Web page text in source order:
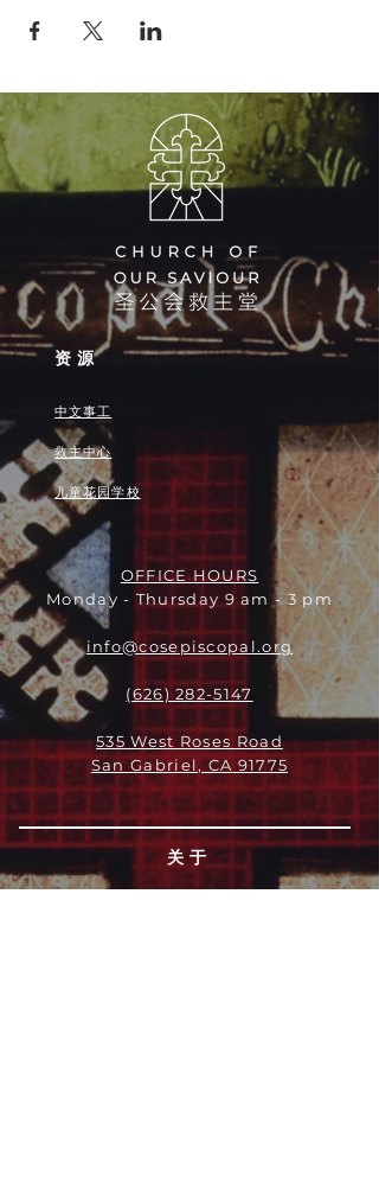
资源
中文事工
救主中心
儿童花园学校
OFFICE HOURS
Monday - Thursday 9 am - 3 pm
info@cosepiscopal.org
(626) 282-5147
535 West Roses Road
San Gabriel, CA 91775
关于